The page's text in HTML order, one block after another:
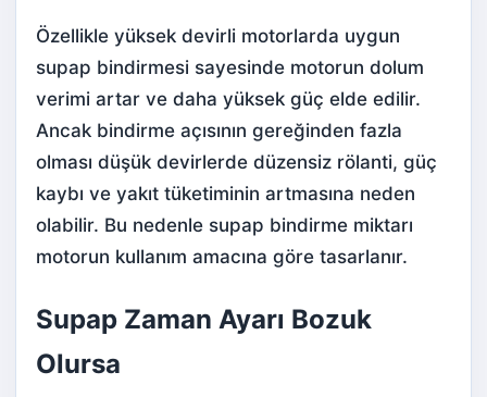
Özellikle yüksek devirli motorlarda uygun
supap bindirmesi sayesinde motorun dolum
verimi artar ve daha yüksek güç elde edilir.
Ancak bindirme açısının gereğinden fazla
olması düşük devirlerde düzensiz rölanti, güç
kaybı ve yakıt tüketiminin artmasına neden
olabilir. Bu nedenle supap bindirme miktarı
motorun kullanım amacına göre tasarlanır.
Supap Zaman Ayarı Bozuk
Olursa